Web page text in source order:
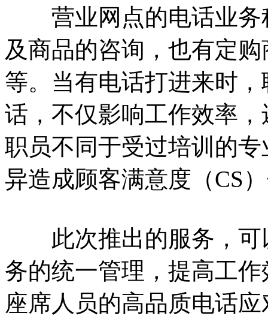
营业网点的电话业务
及商品的咨询，也有定
等。当有电话打进来时
话，不仅影响工作效率
职员不同于受过培训的
异造成顾客满意度（CS
此次推出的服务，可
务的统一管理，提高工
座席人员的高品质电话